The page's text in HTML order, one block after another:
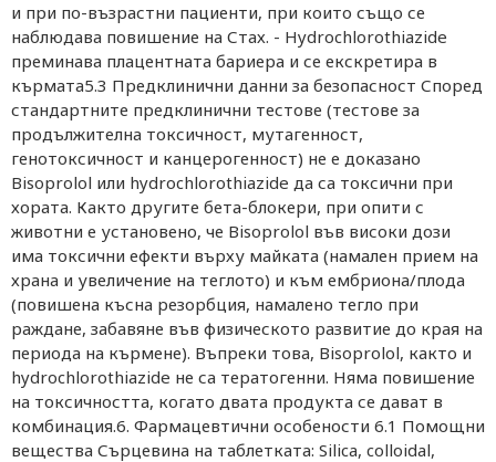
и при по-възрастни пациенти, при които също се
наблюдава повишение на Стах. - Hydrochlorothiazide
преминава плацентната бариера и се екскретира в
кърмата5.3 Предклинични данни за безопасност Според
стандартните предклинични тестове (тестове за
продължителна токсичност, мутагенност,
генотоксичност и канцерогенност) не е доказано
Bisoprolol или hydrochlorothiazide да са токсични при
хората. Както другите бета-блокери, при опити с
животни е установено, че Bisoprolol във високи дози
има токсични ефекти върху майката (намален прием на
храна и увеличение на теглото) и към ембриона/плода
(повишена късна резорбция, намалено тегло при
раждане, забавяне във физическото развитие до края на
периода на кърмене). Въпреки това, Bisoprolol, както и
hydrochlorothiazide не са тератогенни. Няма повишение
на токсичността, когато двата продукта се дават в
комбинация.6. Фармацевтични особености 6.1 Помощни
вещества Сърцевина на таблетката: Silica, colloidal,